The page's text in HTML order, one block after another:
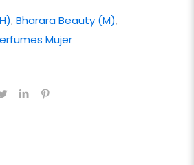
,Bharara Beauty (M),
Mujer